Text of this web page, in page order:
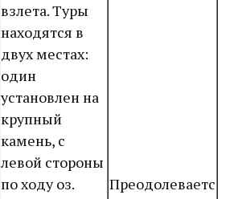
взлета. Туры
находятся в
двух местах:
один
установлен на
крупный
камень, с
левой стороны
по ходу оз.
Преодолеваетс